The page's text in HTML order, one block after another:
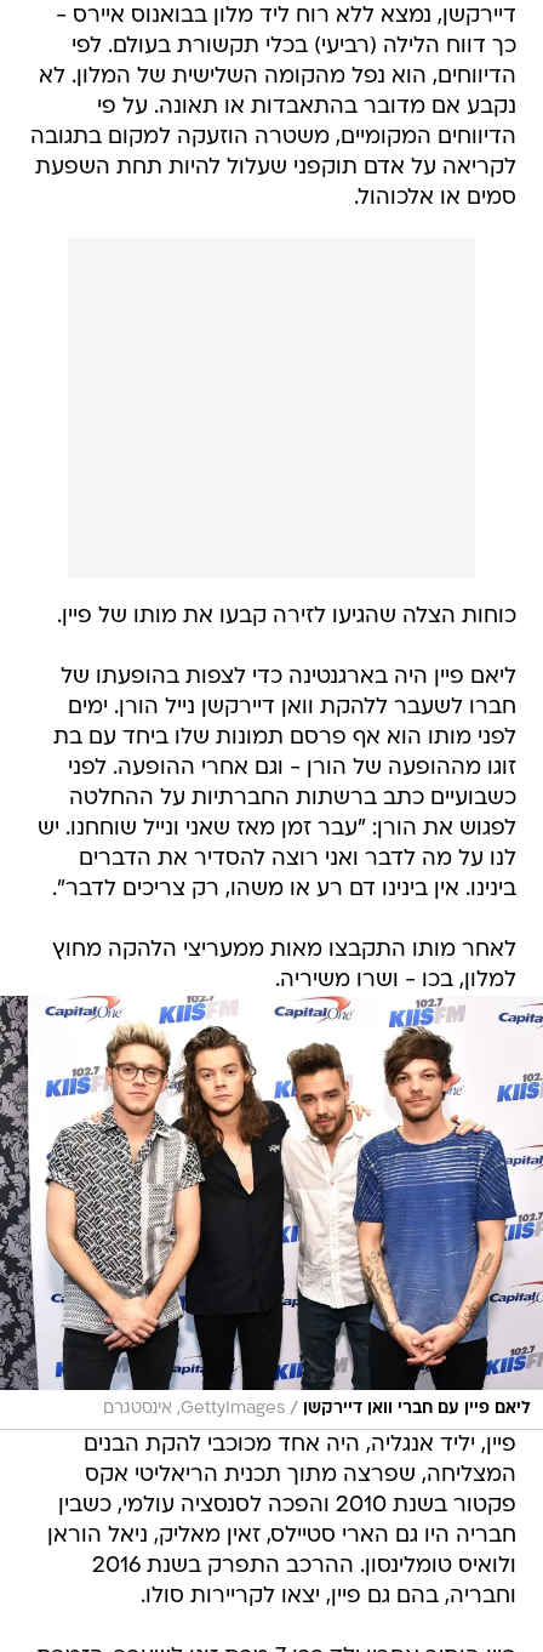
דיירקשן, נמצא ללא רוח ליד מלון בבואנוס איירס -
כך דווח הלילה (רביעי) בכלי תקשורת בעולם. לפי
הדיווחים, הוא נפל מהקומה השלישית של המלון. לא
נקבע אם מדובר בהתאבדות או תאונה. על פי
הדיווחים המקומיים, משטרה הוזעקה למקום בתגובה
לקריאה על אדם תוקפני שעלול להיות תחת השפעת
סמים או אלכוהול.
כוחות הצלה שהגיעו לזירה קבעו את מותו של פיין.
ליאם פיין היה בארגנטינה כדי לצפות בהופעתו של
חברו לשעבר ללהקת וואן דיירקשן נייל הורן. ימים
לפני מותו הוא אף פרסם תמונות שלו ביחד עם בת
זוגו מההופעה של הורן - וגם אחרי ההופעה. לפני
כשבועיים כתב ברשתות החברתיות על ההחלטה
לפגוש את הורן: "עבר זמן מאז שאני ונייל שוחחנו. יש
לנו על מה לדבר ואני רוצה להסדיר את הדברים
בינינו. אין בינינו דם רע או משהו, רק צריכים לדבר".
לאחר מותו התקבצו מאות ממעריצי הלהקה מחוץ
למלון, בכו - ושרו משיריה.
ליאם פיין עם חברי וואן דיירקשן / GettyImages, אינסטגרם
פיין, יליד אנגליה, היה אחד מכוכבי להקת הבנים
המצליחה, שפרצה מתוך תכנית הריאליטי אקס
פקטור בשנת 2010 והפכה לסנסציה עולמי, כשבין
חבריה היו גם הארי סטיילס, זאין מאליק, ניאל הוראן
ולואיס טומלינסון. ההרכב התפרק בשנת 2016
וחבריה, בהם גם פיין, יצאו לקריירות סולו.